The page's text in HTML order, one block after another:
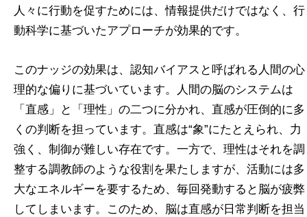
人々に行動を促すためには、情報提供だけではなく、行
動科学に基づいたアプローチが効果的です。
このナッジの効果は、認知バイアスと呼ばれる人間の心
理的な偏りに基づいています。人間の脳のシステムは
「直感」と「理性」の二つに分かれ、直感が圧倒的に多
くの判断を担っています。直感は“象”にたとえられ、力
強く、制御が難しい存在です。一方で、理性はそれを調
整する調教師のような役割を果たしますが、活動には多
大なエネルギーを要するため、毎回発動すると脳が疲弊
してしまいます。このため、脳は直感が日常判断を担当